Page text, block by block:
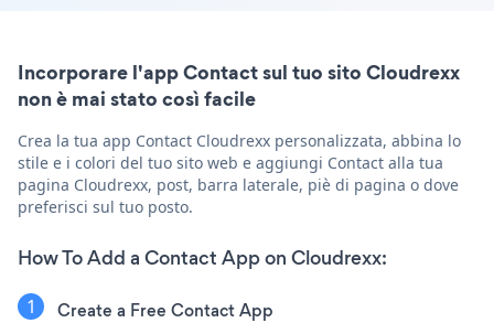
Incorporare l'app Contact sul tuo sito Cloudrexx
non è mai stato così facile
Crea la tua app Contact Cloudrexx personalizzata, abbina lo
stile e i colori del tuo sito web e aggiungi Contact alla tua
pagina Cloudrexx, post, barra laterale, piè di pagina o dove
preferisci sul tuo posto.
How To Add a Contact App on Cloudrexx:
Create a Free Contact App